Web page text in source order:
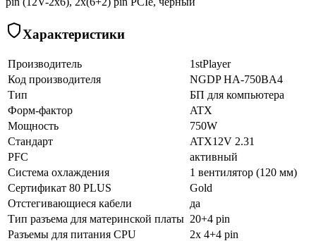
Характеристики
Производитель
1stPlayer
Код производителя
NGDP HA-750BA4
Тип
БП для компьютера
Форм-фактор
ATX
Мощность
750W
Стандарт
ATX12V 2.31
PFC
активный
Система охлаждения
1 вентилятор (120 мм)
Сертификат 80 PLUS
Gold
Отстегивающиеся кабели
да
Тип разъема для материнской платы 20+4 pin
Разъемы для питания CPU
2x 4+4 pin